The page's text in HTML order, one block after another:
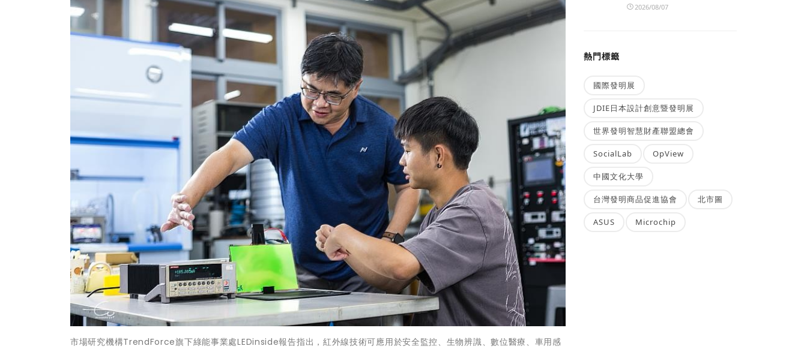
市場研究機構TrendForce旗下綠能事業處LEDinside報告指出，紅外線技術可應用於安全監控、生物辨識、數位醫療、車用感
2026/08/07
熱門標籤
國際發明展
JDIE日本設計創意暨發明展
世界發明智慧財產聯盟總會
SocialLab OpView
中國文化大學
台灣發明商品促進協會 北市圖
ASUS Microchip